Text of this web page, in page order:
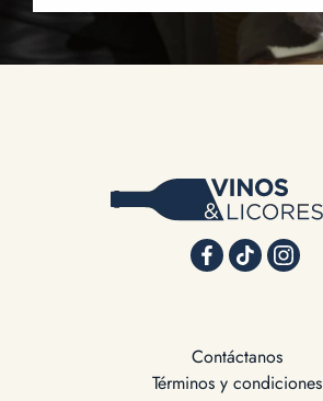
Contáctanos
Términos y condiciones